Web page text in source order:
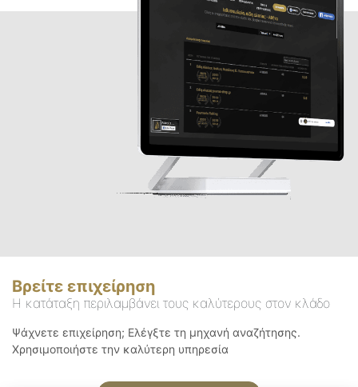
Βρείτε επιχείρηση
Η κατάταξη περιλαμβάνει τους καλύτερους στον κλάδο
Ψάχνετε επιχείρηση; Ελέγξτε τη μηχανή αναζήτησης.
Χρησιμοποιήστε την καλύτερη υπηρεσία